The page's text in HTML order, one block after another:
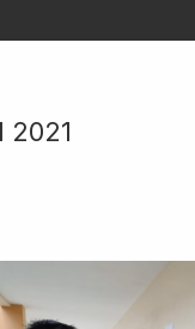
2021